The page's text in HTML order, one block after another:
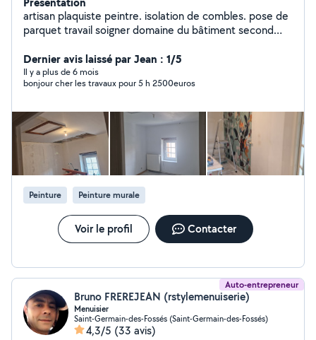
artisan plaquiste peintre. isolation de combles. pose de
parquet travail soigner domaine du bâtiment second
Dernier avis laissé par Jean : 1/5
Il y a plus de 6 mois
bonjour cher les travaux pour 5 h 2500euros
Peinture Peinture murale
Voir le profil Contacter
Auto-entrepreneur
Bruno FREREJEAN (rstylemenuiserie)
Menuisier
Saint-Germain-des-Fossés (Saint-Germain-des-Fossés)
4,3/5 (33 avis)